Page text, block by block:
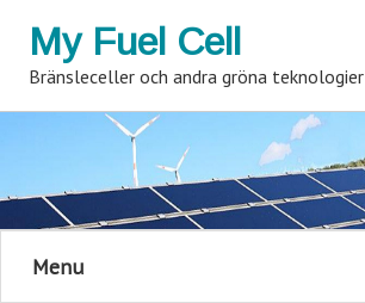
My Fuel Cell
Bränsleceller och andra gröna teknologier
Menu